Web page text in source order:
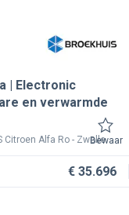
| Electronic
en verwarmde
Citroen Alfa Ro
ZwolleBewaar
€ 35.696